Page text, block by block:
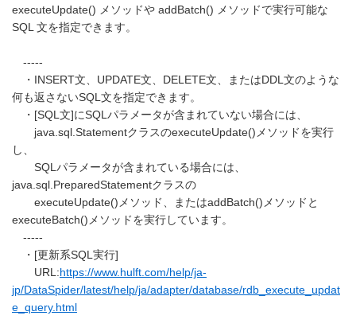
executeUpdate() メソッドや addBatch() メソッドで実行可能な
SQL 文を指定できます。
-----
・INSERT文、UPDATE文、DELETE文、またはDDL文のような
何も返さないSQL文を指定できます。
・[SQL文]にSQLパラメータが含まれていない場合には、
java.sql.StatementクラスのexecuteUpdate()メソッドを実行
し、
SQLパラメータが含まれている場合には、
java.sql.PreparedStatementクラスの
executeUpdate()メソッド、またはaddBatch()メソッドと
executeBatch()メソッドを実行しています。
-----
・[更新系SQL実行]
URL:https://www.hulft.com/help/ja-
jp/DataSpider/latest/help/ja/adapter/database/rdb_execute_updat
e_query.html